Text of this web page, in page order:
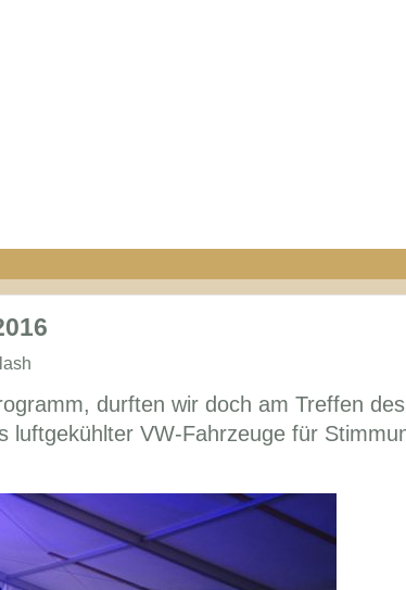
durften wir doch am Treffen
luftgekühlter VW-Fahrzeuge für